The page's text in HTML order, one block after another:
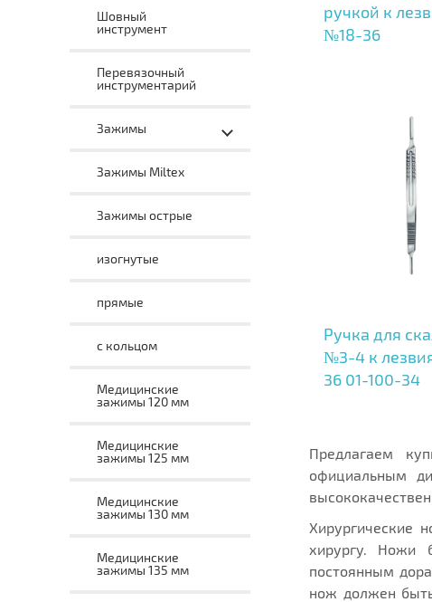
Шовный
инструмент
Перевязочный
инструментарий
Зажимы
Зажимы Miltex
Зажимы острые
изогнутые
прямые
с кольцом
Медицинские
зажимы 120 мм
Медицинские
зажимы 125 мм
Медицинские
зажимы 130 мм
Медицинские
зажимы 135 мм
ручкой к
№18-36
Ручка для
№3-4 к
36 01-100-34
Предлагаем
официальным
Хирургические
хирургу. Ножи
постоянным
нож должен